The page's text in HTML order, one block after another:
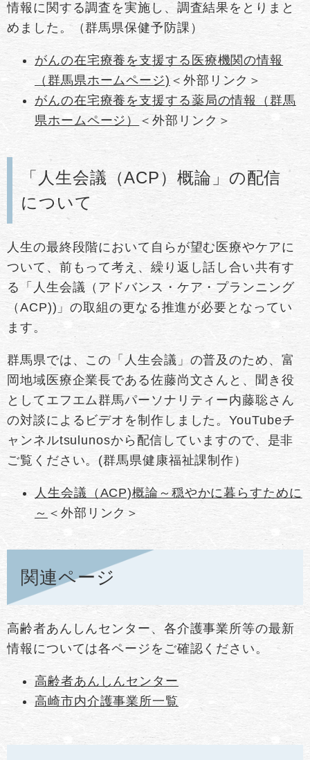
情報に関する調査を実施し、調査結果をとりまと
めました。（群馬県保健予防課）
がんの在宅療養を支援する医療機関の情報
（群馬県ホームページ)＜外部リンク＞
がんの在宅療養を支援する薬局の情報（群馬
県ホームページ）
＜外部リンク＞
「人生会議（ACP）概論」の配信
について
人生の最終段階において自らが望む医療やケアに
ついて、前もって考え、繰り返し話し合い共有す
る「人生会議（アドバンス・ケア・プランニング
（ACP))」の取組の更なる推進が必要となってい
ます。
群馬県では、この「人生会議」の普及のため、富
岡地域医療企業長である佐藤尚文さんと、聞き役
としてエフエム群馬パーソナリティー内藤聡さん
の対談によるビデオを制作しました。YouTubeチ
ャンネルtsulunosから配信していますので、是非
ご覧ください。(群馬県健康福祉課制作）
人生会議（ACP)概論～穏やかに暮らすために
～ ＜外部リンク＞
関連ページ
高齢者あんしんセンター、各介護事業所等の最新
情報については各ページをご確認ください。
高齢者あんしんセンター
高崎市内介護事業所一覧